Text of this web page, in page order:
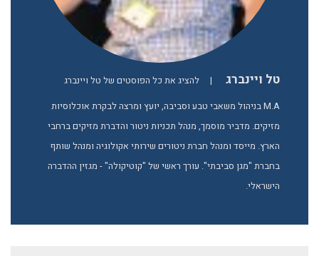
טל ויינברג |
להציג את כל הפוסטים של טל ויינברג
M.A בניהול משאבי טבע וסביבה, יועץ ומרצה לבקרת אוכלוסיות
מזיקים. מדביר מוסמך, מנהל תכניות ניטור והדברת מזיקים ברחבי
הארץ. מייסד ומנהל חברת ניטורים שירותי אקולוגיה ומנהל שותף
בחברת "מגן סביבתי". עורך ראשי של "קוטיקולה" - מגזין ההדברה
הישראלי.